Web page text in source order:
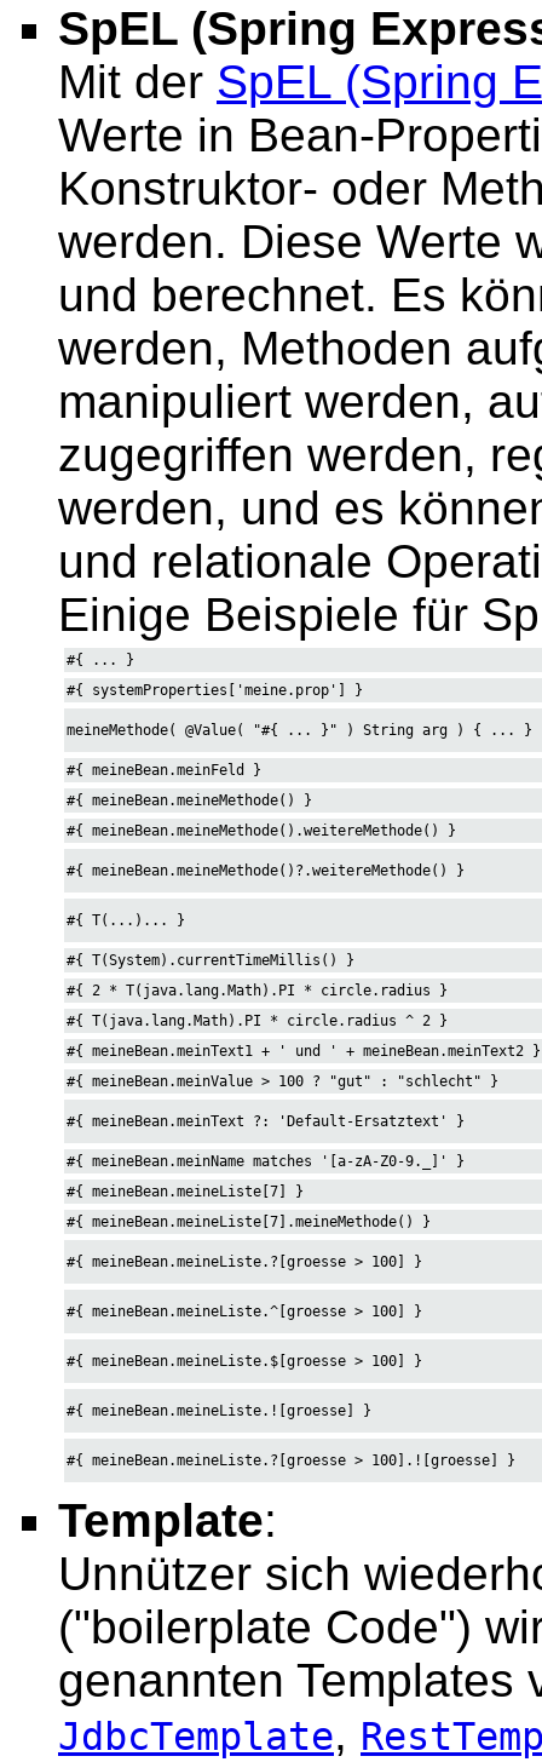
SpEL (Spring
Mit der SpEL (Spring
Werte in Bean-
Konstruktor- oder
werden. Diese Werte
und berechnet. Es
werden, Methoden
manipuliert werden,
zugegriffen werden,
werden, und es
und relationale
Einige Beispiele für
#{ ... }
#{ systemProperties['meine.prop'] }
meineMethode( @Value( "#{ ... }" ) String arg ) { ... }
#{ meineBean.meinFeld }
#{ meineBean.meineMethode() }
#{ meineBean.meineMethode().weitereMethode() }
#{ meineBean.meineMethode()?.weitereMethode() }
#{ T(...)... }
#{ T(System).currentTimeMillis() }
#{ 2 * T(java.lang.Math).PI * circle.radius }
#{ T(java.lang.Math).PI * circle.radius ^ 2 }
#{ meineBean.meinText1 + ' und ' + meineBean.meinText2 }
#{ meineBean.meinValue > 100 ? "gut" : "schlecht" }
#{ meineBean.meinText ?: 'Default-Ersatztext' }
#{ meineBean.meinName matches '[a-zA-Z0-9._]' }
#{ meineBean.meineListe[7] }
#{ meineBean.meineListe[7].meineMethode() }
#{ meineBean.meineListe.?[groesse > 100] }
#{ meineBean.meineListe.^[groesse > 100] }
#{ meineBean.meineListe.$[groesse > 100] }
#{ meineBean.meineListe.![groesse] }
#{ meineBean.meineListe.?[groesse > 100].![groesse] }
Template:
Unnützer sich
("boilerplate Code")
genannten Templates
JdbcTemplate,